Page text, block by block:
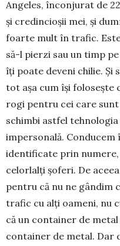
Angeles, înconjurat de
și credincioșii mei, și
foarte mult în trafic.
să-l pierzi sau un timp
îți poate deveni chilie. Și
tot așa cum își folosește
rogi pentru cei care
schimbi astfel
impersonală.
identificate prin numere,
celorlalți șoferi. De
pentru că nu ne gândim
trafic cu alți oameni, nu
că un container de
container de metal. Dar